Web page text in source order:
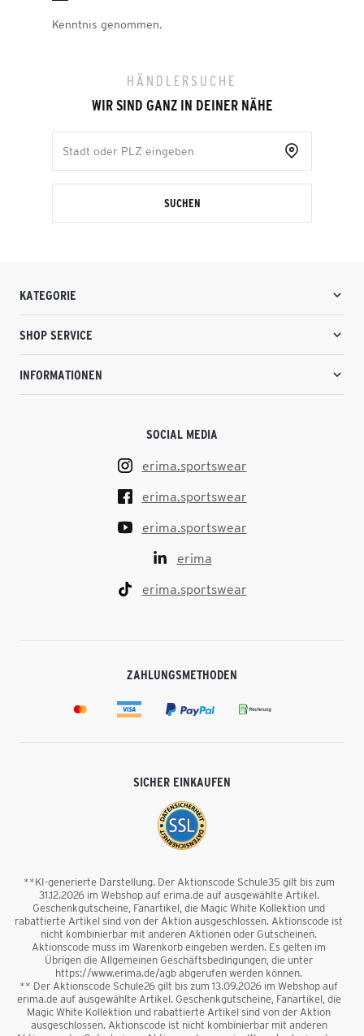
Kenntnis genommen.
HÄNDLERSUCHE
WIR SIND GANZ IN DEINER NÄHE
SUCHEN
KATEGORIE
SHOP SERVICE
INFORMATIONEN
SOCIAL MEDIA
erima.sportswear
erima.sportswear
erima.sportswear
erima
erima.sportswear
ZAHLUNGSMETHODEN
SICHER EINKAUFEN
**KI-generierte Darstellung. Der Aktionscode Schule35 gilt bis zum
31.12.2026 im Webshop auf erima.de auf ausgewählte Artikel.
Geschenkgutscheine, Fanartikel, die Magic White Kollektion und
rabattierte Artikel sind von der Aktion ausgeschlossen. Aktionscode ist
nicht kombinierbar mit anderen Aktionen oder Gutscheinen.
Aktionscode muss im Warenkorb eingeben werden. Es gelten im
Übrigen die Allgemeinen Geschäftsbedingungen, die unter
https://www.erima.de/agb abgerufen werden können.
** Der Aktionscode Schule26 gilt bis zum 13.09.2026 im Webshop auf
erima.de auf ausgewählte Artikel. Geschenkgutscheine, Fanartikel, die
Magic White Kollektion und rabattierte Artikel sind von der Aktion
ausgeschlossen. Aktionscode ist nicht kombinierbar mit anderen